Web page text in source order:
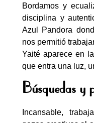
Bordamos y
disciplina y
Azul Pandora
nos permitió
Yaité aparece en
que entra una luz,
Búsquedas y
Incansable,